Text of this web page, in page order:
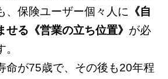
、保険ユーザー個々人に 《自
る《営業の立ち位置》 が必
命が75歳で、その後も20年程